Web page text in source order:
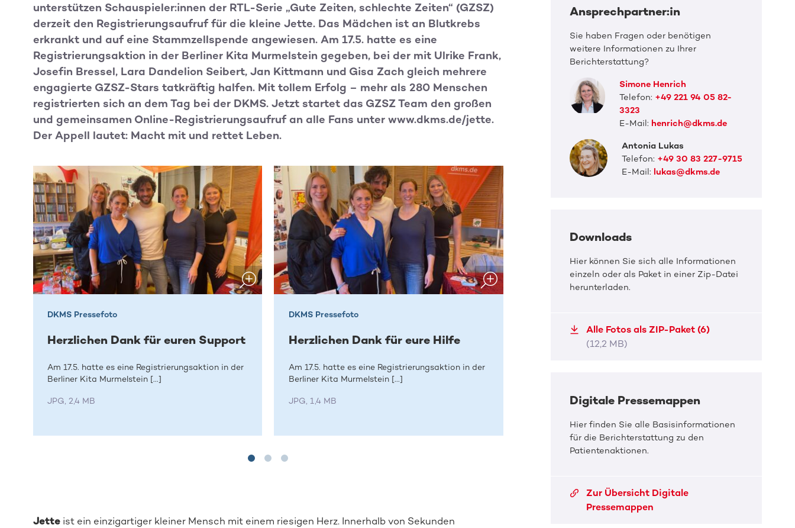
unterstützen Schauspieler:innen der RTL-Serie „Gute Zeiten, schlechte Zeiten“ (GZSZ)
derzeit den Registrierungsaufruf für die kleine Jette. Das Mädchen ist an Blutkrebs
erkrankt und auf eine Stammzellspende angewiesen. Am 17.5. hatte es eine
Registrierungsaktion in der Berliner Kita Murmelstein gegeben, bei der mit Ulrike Frank,
Josefin Bressel, Lara Dandelion Seibert, Jan Kittmann und Gisa Zach gleich mehrere
engagierte GZSZ-Stars tatkräftig halfen. Mit tollem Erfolg – mehr als 280 Menschen
registrierten sich an dem Tag bei der DKMS. Jetzt startet das GZSZ Team den großen
und gemeinsamen Online-Registrierungsaufruf an alle Fans unter www.dkms.de/jette.
Der Appell lautet: Macht mit und rettet Leben.
DKMS Pressefoto
Herzlichen Dank für euren Support
Am 17.5. hatte es eine Registrierungsaktion in der
Berliner Kita Murmelstein [...]
JPG, 2,4 MB
DKMS Pressefoto
Herzlichen Dank für eure Hilfe
Am 17.5. hatte es eine Registrierungsaktion in der
Berliner Kita Murmelstein [...]
JPG, 1,4 MB
Gemeinsam für Jette und andere
JPG, 3,5 MB
Jetteist ein einzigartiger kleiner Mensch mit einem riesigen Herz. Innerhalb von Sekunden
Ansprechpartner:in
Sie haben Fragen oder benötigen
weitere Informationen zu Ihrer
Berichterstattung?
Simone Henrich
Telefon: +49 221 94 05 82-
3323
E-Mail: henrich@dkms.de
Antonia Lukas
Telefon: +49 30 83 227-9715
E-Mail: lukas@dkms.de
Downloads
Hier können Sie sich alle Informationen
einzeln oder als Paket in einer Zip-Datei
herunterladen.
Alle Fotos als ZIP-Paket (6)
(12,2 MB)
Digitale Pressemappen
Hier finden Sie alle Basisinformationen
für die Berichterstattung zu den
Patientenaktionen.
Zur Übersicht Digitale
Pressemappen